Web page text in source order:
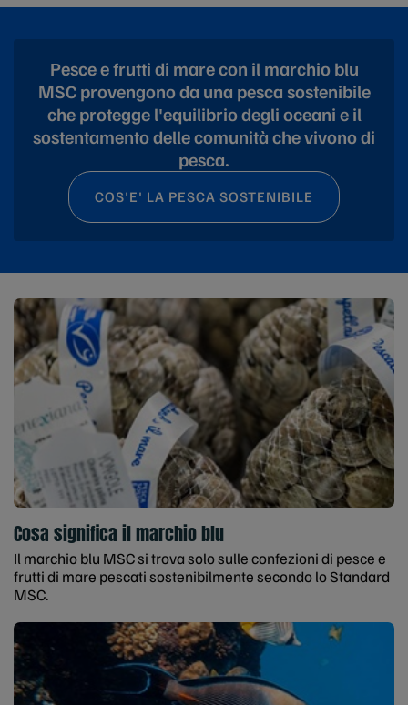
Pesce e frutti di mare con il marchio blu
MSC provengono da una pesca sostenibile
che protegge l'equilibrio degli oceani e il
sostentamento delle comunità che vivono di
pesca.
COS'E' LA PESCA SOSTENIBILE
Cosa significa il marchio blu
Il marchio blu MSC si trova solo sulle confezioni di pesce e
frutti di mare pescati sostenibilmente secondo lo Standard
MSC.